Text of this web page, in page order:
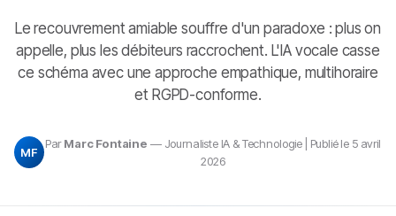
Le recouvrement amiable souffre d'un paradoxe : plus on
appelle, plus les débiteurs raccrochent. L'IA vocale casse
ce schéma avec une approche empathique, multihoraire
et RGPD-conforme.
MF
ParMarc Fontaine — Journaliste IA & Technologie | Publié le 5 avril
2026